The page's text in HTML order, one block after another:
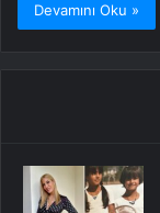
Devamını Oku »